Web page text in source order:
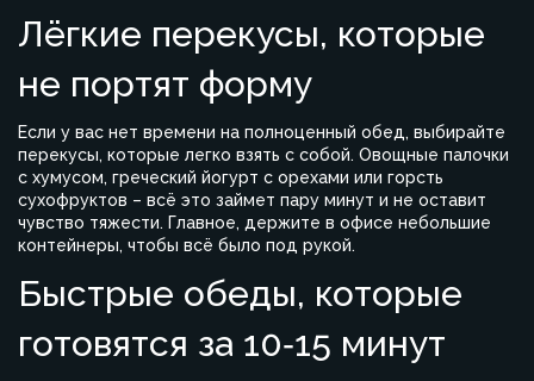
Лёгкие перекусы, которые
не портят форму
Если у вас нет времени на полноценный обед, выбирайте
перекусы, которые легко взять с собой. Овощные палочки
с хумусом, греческий йогурт с орехами или горсть
сухофруктов – всё это займет пару минут и не оставит
чувство тяжести. Главное, держите в офисе небольшие
контейнеры, чтобы всё было под рукой.
Быстрые обеды, которые
готовятся за 10‑15 минут